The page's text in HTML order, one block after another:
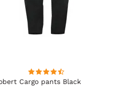
Cargo pants Black